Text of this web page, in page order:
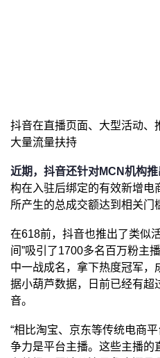
抖音在直播页面、大型活动、
大量流量扶持
近期，抖音还针对MCN机构推
构在入驻后绑定的有效新增电
所产生的总成交额达到相关门
在618前，抖音也推出了类似
间”吸引了1700多名百万粉主
中一战成名，拿下热度冠军，
据小葫芦数据，日前已经有超
音。
“相比淘宝、京东等传统电商平
争力是平台主播。这些主播的